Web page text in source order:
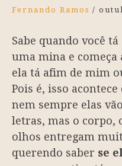
Fernando Ramos /
Sabe quando você
uma mina e começa
ela tá afim de mim
Pois é, isso
nem sempre elas
letras, mas o corpo,
olhos entregam
querendo saber se